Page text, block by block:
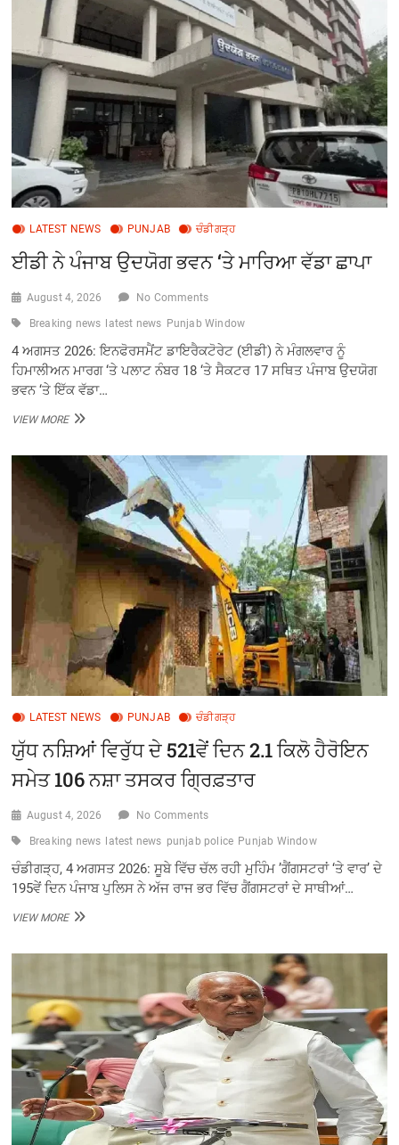
ਲਈ
1,296
ਨਵੇਂ
ਅਤੇ
1.12
ਲੱਖ
ਟ੍ਰਾਂਸਫਾਰਮਰ
ਲਗਾਏ
ਗਏ:
ਬਿਜਲੀ
ਮੰਤਰੀ
LATEST NEWS PUNJAB ਚੰਡੀਗੜ੍ਹ
ਈਡੀ ਨੇ ਪੰਜਾਬ ਉਦਯੋਗ ਭਵਨ ‘ਤੇ ਮਾਰਿਆ ਵੱਡਾ ਛਾਪਾ
August 4, 2026 No Comments
Breaking news latest news Punjab Window
4 ਅਗਸਤ 2026: ਇਨਫੋਰਸਮੈਂਟ ਡਾਇਰੈਕਟੋਰੇਟ (ਈਡੀ) ਨੇ ਮੰਗਲਵਾਰ ਨੂੰ
ਹਿਮਾਲੀਅਨ ਮਾਰਗ ‘ਤੇ ਪਲਾਟ ਨੰਬਰ 18 ‘ਤੇ ਸੈਕਟਰ 17 ਸਥਿਤ ਪੰਜਾਬ ਉਦਯੋਗ
ਭਵਨ ‘ਤੇ ਇੱਕ ਵੱਡਾ…
VIEW MOREਈਡੀ
ਉਦਯੋਗ
ਮਾਰਿਆ
ਵੱਡਾ
LATEST NEWS PUNJAB ਚੰਡੀਗੜ੍ਹ
ਯੁੱਧ ਨਸ਼ਿਆਂ ਵਿਰੁੱਧ ਦੇ 521ਵੇਂ ਦਿਨ 2.1 ਕਿਲੋ ਹੈਰੋਇਨ
ਸਮੇਤ 106 ਨਸ਼ਾ ਤਸਕਰ ਗ੍ਰਿਫ਼ਤਾਰ
August 4, 2026 No Comments
Breaking news latest news punjab police Punjab Window
ਚੰਡੀਗੜ੍ਹ, 4 ਅਗਸਤ 2026: ਸੂਬੇ ਵਿੱਚ ਚੱਲ ਰਹੀ ਮੁਹਿੰਮ ’ਗੈਂਗਸਟਰਾਂ ‘ਤੇ ਵਾਰ’ ਦੇ
195ਵੇਂ ਦਿਨ ਪੰਜਾਬ ਪੁਲਿਸ ਨੇ ਅੱਜ ਰਾਜ ਭਰ ਵਿੱਚ ਗੈਂਗਸਟਰਾਂ ਦੇ ਸਾਥੀਆਂ…
VIEW MOREਯੁੱਧ
ਦਿਨ
2.1
ਕਿਲੋ
ਹੈਰੋਇਨ
ਸਮੇਤ
106
ਨਸ਼ਾ
ਤਸਕਰ
ਗ੍ਰਿਫ਼ਤਾਰ